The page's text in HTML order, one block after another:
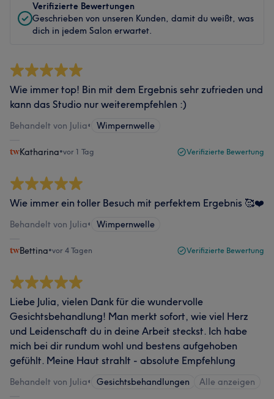
Verifizierte Bewertungen
Geschrieben von unseren Kunden, damit du weißt, was
dich in jedem Salon erwartet.
Wie immer top! Bin mit dem Ergebnis sehr zufrieden und
kann das Studio nur weiterempfehlen :)
Behandelt von Julia• Wimpernwelle
Katharina•vor 1 Tag Verifizierte Bewertung
Wie immer ein toller Besuch mit perfektem Ergebnis 🥰❤️
Behandelt von Julia• Wimpernwelle
Bettina•vor 4 Tagen Verifizierte Bewertung
Liebe Julia, vielen Dank für die wundervolle
Gesichtsbehandlung! Man merkt sofort, wie viel Herz
und Leidenschaft du in deine Arbeit steckst. Ich habe
mich bei dir rundum wohl und bestens aufgehoben
gefühlt. Meine Haut strahlt - absolute Empfehlung
Behandelt von Julia• Gesichtsbehandlungen Alle anzeigen